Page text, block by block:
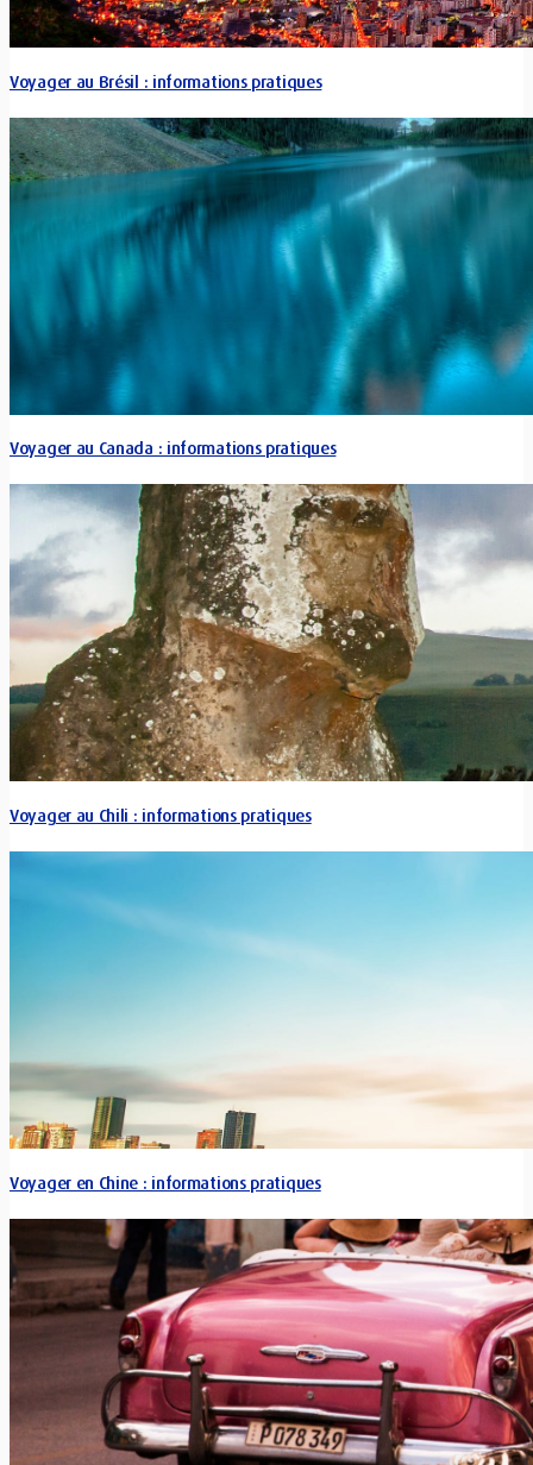
Voyager au Brésil : informations pratiques
Voyager au Canada : informations pratiques
Voyager au Chili : informations pratiques
Voyager en Chine : informations pratiques